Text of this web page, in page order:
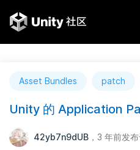
Asset Bundles patch
Unity 的 Application
42yb7n9dUB ，3 年前发